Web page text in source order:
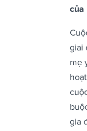
của
giai
mẹ
gia